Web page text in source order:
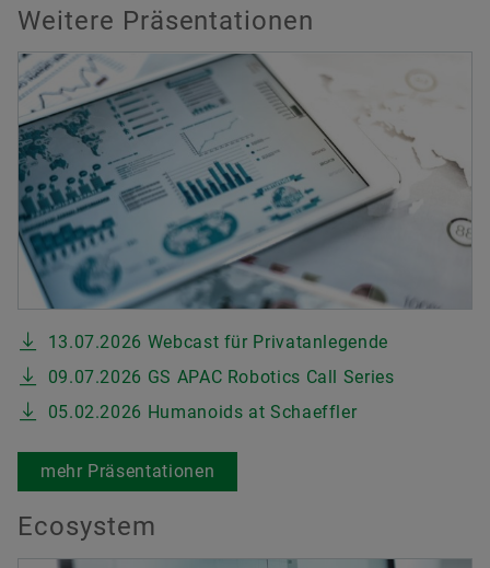
Weitere Präsentationen
13.07.2026 Webcast für Privatanlegende
09.07.2026 GS APAC Robotics Call Series
05.02.2026 Humanoids at Schaeffler
mehr Präsentationen
Ecosystem